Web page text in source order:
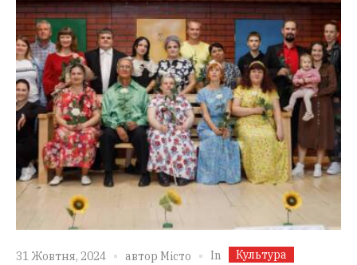
31 Жовтня, 2024 автор Місто In Культура